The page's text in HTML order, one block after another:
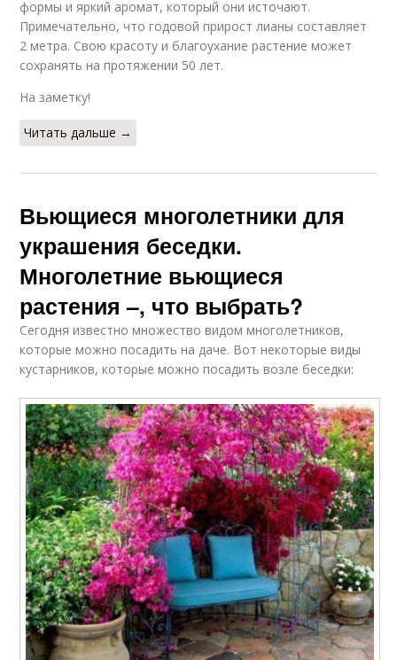
формы и яркий аромат, который они источают.
Примечательно, что годовой прирост лианы составляет
2 метра. Свою красоту и благоухание растение может
сохранять на протяжении 50 лет.
На заметку!
Читать дальше →
Вьющиеся многолетники для
украшения беседки.
Многолетние вьющиеся
растения –, что выбрать?
Сегодня известно множество видом многолетников,
которые можно посадить на даче. Вот некоторые виды
кустарников, которые можно посадить возле беседки: